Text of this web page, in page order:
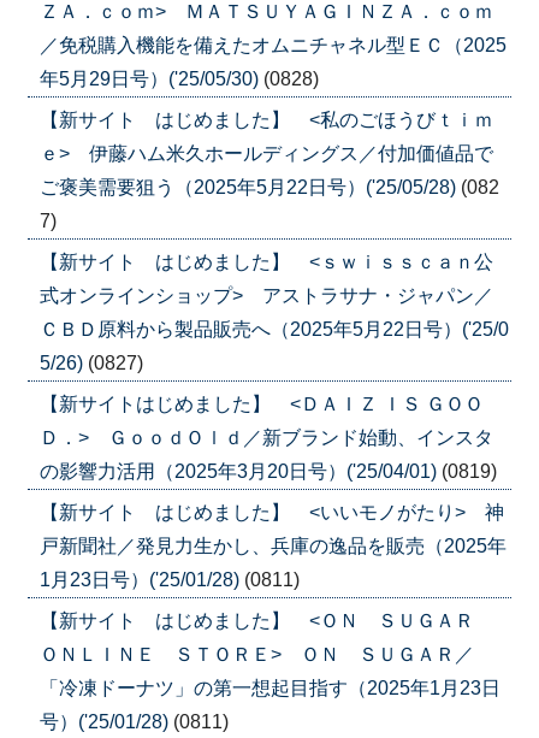
ＺＡ．ｃｏｍ> ＭＡＴＳＵＹＡＧＩＮＺＡ．ｃｏｍ
／免税購入機能を備えたオムニチャネル型ＥＣ（2025
年5月29日号）('25/05/30) (0828)
【新サイト はじめました】 <私のごほうびｔｉｍ
ｅ> 伊藤ハム米久ホールディングス／付加価値品で
ご褒美需要狙う（2025年5月22日号）('25/05/28) (082
7)
【新サイト はじめました】 <ｓｗｉｓｓｃａｎ公
式オンラインショップ> アストラサナ・ジャパン／
ＣＢＤ原料から製品販売へ（2025年5月22日号）('25/0
5/26) (0827)
【新サイトはじめました】 <ＤＡＩＺ ＩＳ ＧＯＯ
Ｄ．> ＧｏｏｄＯｌｄ／新ブランド始動、インスタ
の影響力活用（2025年3月20日号）('25/04/01) (0819)
【新サイト はじめました】 <いいモノがたり> 神
戸新聞社／発見力生かし、兵庫の逸品を販売（2025年
1月23日号）('25/01/28) (0811)
【新サイト はじめました】 <ＯＮ ＳＵＧＡＲ
ＯＮＬＩＮＥ ＳＴＯＲＥ> ＯＮ ＳＵＧＡＲ／
「冷凍ドーナツ」の第一想起目指す（2025年1月23日
号）('25/01/28) (0811)